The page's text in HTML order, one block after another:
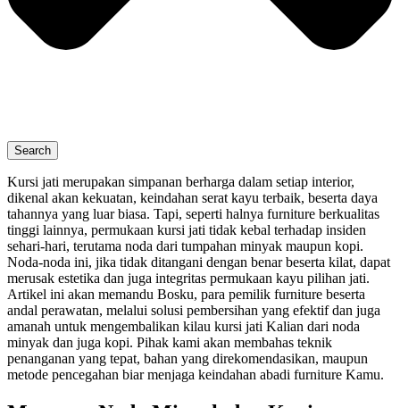
Search
Kursi jati merupakan simpanan berharga dalam setiap interior,
dikenal akan kekuatan, keindahan serat kayu terbaik, beserta daya
tahannya yang luar biasa. Tapi, seperti halnya furniture berkualitas
tinggi lainnya, permukaan kursi jati tidak kebal terhadap insiden
sehari-hari, terutama noda dari tumpahan minyak maupun kopi.
Noda-noda ini, jika tidak ditangani dengan benar beserta kilat, dapat
merusak estetika dan juga integritas permukaan kayu pilihan jati.
Artikel ini akan memandu Bosku, para pemilik furniture beserta
andal perawatan, melalui solusi pembersihan yang efektif dan juga
amanah untuk mengembalikan kilau kursi jati Kalian dari noda
minyak dan juga kopi. Pihak kami akan membahas teknik
penanganan yang tepat, bahan yang direkomendasikan, maupun
metode pencegahan biar menjaga keindahan abadi furniture Kamu.